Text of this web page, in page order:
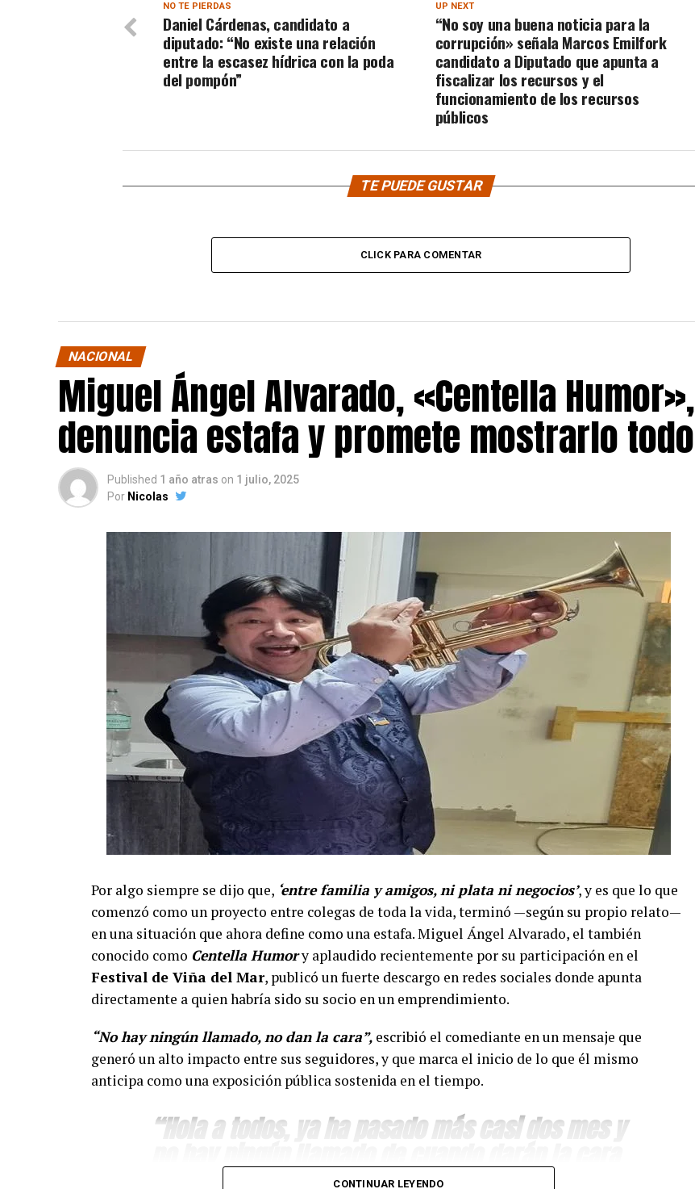
UP NEXT
“No soy una buena noticia para la
corrupción» señala Marcos Emilfork
candidato a Diputado que apunta a
fiscalizar los recursos y el
funcionamiento de los recursos
públicos
NO TE PIERDAS
Daniel Cárdenas, candidato a
diputado: “No existe una relación
entre la escasez hídrica con la poda
del pompón”
TE PUEDE GUSTAR
CLICK PARA COMENTAR
NACIONAL
Miguel Ángel Alvarado, «Centella Humor»,
denuncia estafa y promete mostrarlo todo
Published 1 año atras on 1 julio, 2025
Por Nicolas
Por algo siempre se dijo que, ‘entre familia y amigos, ni plata ni negocios’, y es que lo que
comenzó como un proyecto entre colegas de toda la vida, terminó —según su propio relato—
en una situación que ahora define como una estafa. Miguel Ángel Alvarado, el también
conocido como Centella Humory aplaudido recientemente por su participación en el
Festival de Viña del Mar, publicó un fuerte descargo en redes sociales donde apunta
directamente a quien habría sido su socio en un emprendimiento.
“No hay ningún llamado, no dan la cara”, escribió el comediante en un mensaje que
generó un alto impacto entre sus seguidores, y que marca el inicio de lo que él mismo
anticipa como una exposición pública sostenida en el tiempo.
“Hola a todos, ya ha pasado más casi dos mes y
CONTINUAR LEYENDO